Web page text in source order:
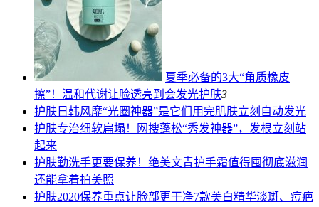
夏季必备的3大“角质橡皮
擦”！温和代谢让脸透亮到会发光护肤3
护肤 日韩风靡“光圈神器”是它们用完肌肤立刻自动发光
护肤专治细软扁塌！网搜蓬松“秀发神器”，发根立刻站
起来
护肤勤洗手更要保养！绝美文青护手霜值得囤彻底滋润
还能拿着拍美照
护肤2020保养重点让脸部更干净7款美白精华淡斑、痘疤